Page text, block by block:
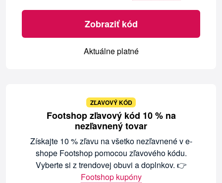
Zobraziť kód
Aktuálne platné
ZĽAVOVÝ KÓD
Footshop zľavový kód 10 % na
nezľavnený tovar
Získajte 10 % zľavu na všetko nezľavnené v e-
shope Footshop pomocou zľavového kódu.
Vyberte si z trendovej obuvi a doplnkov. 👉
Footshop kupóny